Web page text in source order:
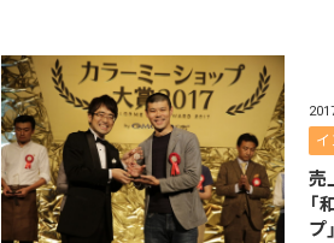
イ
売
プ